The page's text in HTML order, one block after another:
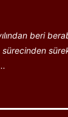
beri